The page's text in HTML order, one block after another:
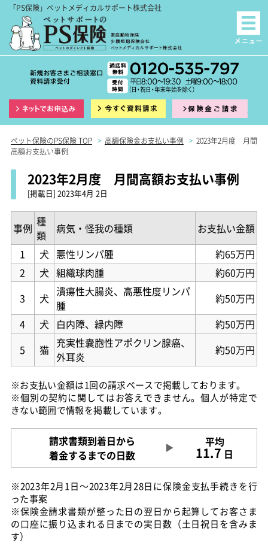
「PS保険」ペットメディカルサポート株式会社
インターネット申込 資料請求
ペット保険のPS保険 TOP > 高額保険金お支払い事例 > 2023年2月度 月間
高額お支払い事例
2023年2月度 月間高額お支払い事例
[掲載日] 2023年4月 2日
事例 種
類
病気・怪我の種類
お支払い金額
1
犬 悪性リンパ腫
約65万円
2
犬 組織球肉腫
約60万円
3
犬 潰瘍性大腸炎、高悪性度リンパ
腫
約50万円
4
犬 白内障、緑内障
約50万円
5
猫 充実性嚢胞性アポクリン腺癌、
外耳炎
約50万円
※お支払い金額は1回の請求ベースで掲載しております。
※個別の契約に関してはお答えできません。個人が特定で
きない範囲で情報を掲載しています。
請求書類到着日から
着金するまでの日数
平均
11.7 日
※2023年2月1日～2023年2月28日に保険金支払手続きを行
った事案
※保険金請求書類が整った日の翌日から起算してお客さま
の口座に振り込まれる日までの実日数（土日祝日を含みま
す）